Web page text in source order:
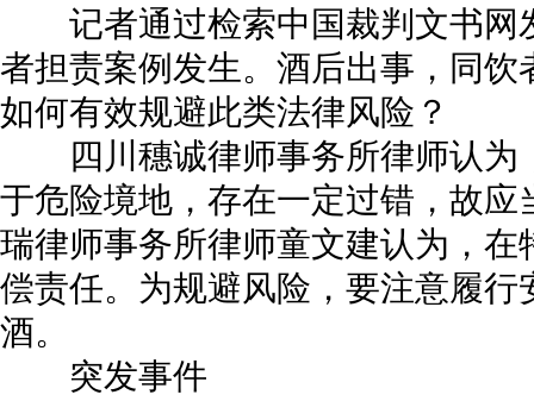
记者通过检索中国裁判文书网
者担责案例发生。酒后出事，同
如何有效规避此类法律风险？
四川穗诚律师事务所律师认为
于危险境地，存在一定过错，故
瑞律师事务所律师童文建认为，
偿责任。为规避风险，要注意履
酒。
突发事件